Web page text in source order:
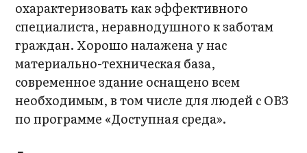
охарактеризовать как эффективного
специалиста, неравнодушного к заботам
граждан. Хорошо налажена у нас
материально-техническая база,
современное здание оснащено всем
необходимым, в том числе для людей с ОВЗ
по программе «Доступная среда».